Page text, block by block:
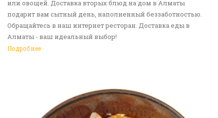
или овощей. Доставка вторых блюд на дом в Алматы
подарит вам сытный день, наполненный беззаботностью.
Обращайтесь в наш интернет ресторан. Доставка еды в
Алматы - ваш идеальный выбор!
Подробнее